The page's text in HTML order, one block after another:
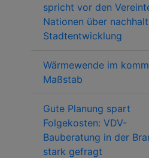
spricht vor den
Nationen über
Stadtentwicklung
Wärmewende im
Maßstab
Gute Planung spart
Folgekosten: VDV-
Bauberatung in der
stark gefragt